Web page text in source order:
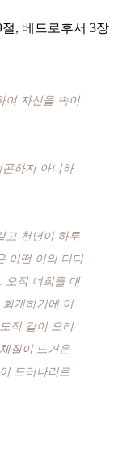
, 베드로후서 3장
여 자신을 속이
하지 아니하
고 천년이 하루
어떤 이의 더디
오직 너희를 대
개하기에 이
적 같이 오리
질이 뜨거운
드러나리로